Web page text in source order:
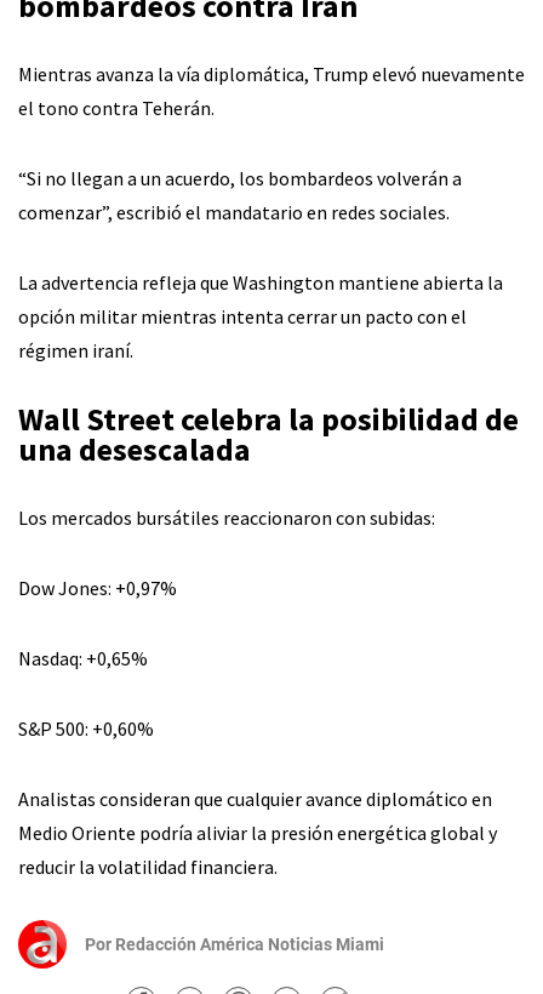
Mientras avanza la vía diplomática, Trump elevó nuevamente
el tono contra Teherán.
“Si no llegan a un acuerdo, los bombardeos volverán a
comenzar”, escribió el mandatario en redes sociales.
La advertencia refleja que Washington mantiene abierta la
opción militar mientras intenta cerrar un pacto con el
régimen iraní.
Wall Street celebra la posibilidad de
una desescalada
Los mercados bursátiles reaccionaron con subidas:
Dow Jones: +0,97%
Nasdaq: +0,65%
S&P 500: +0,60%
Analistas consideran que cualquier avance diplomático en
Medio Oriente podría aliviar la presión energética global y
reducir la volatilidad financiera.
Por Redacción América Noticias Miami